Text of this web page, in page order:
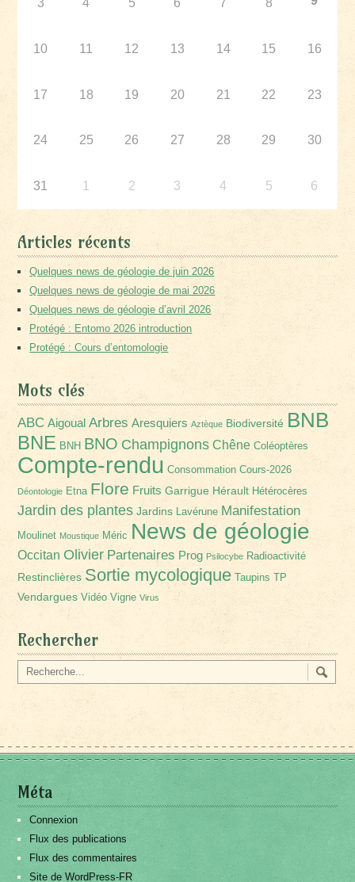
3 4 5 6 7 8
10 11 12 13 14 15 16
17 18 19 20 21 22 23
24 25 26 27 28 29 30
31 1 2 3 4 5 6
Articles récents
Quelques news de géologie de juin 2026
Quelques news de géologie de mai 2026
Quelques news de géologie d’avril 2026
Protégé : Entomo 2026 introduction
Protégé : Cours d’entomologie
Mots clés
ABC Aigoual Arbres Aresquiers Aztèque Biodiversité BNB
BNE BNH BNO Champignons Chêne Coléoptères
Compte-rendu Consommation Cours-2026
Déontologie Etna Flore Fruits Garrigue Hérault Hétérocères
Jardin des plantes Jardins Lavérune Manifestation
Moulinet Moustique Méric News de géologie
Occitan Olivier Partenaires Prog Psilocybe Radioactivité
Restinclières Sortie mycologique Taupins TP
Vendargues Vidéo Vigne Virus
Rechercher
Méta
Connexion
Flux des publications
Flux des commentaires
Site de WordPress-FR